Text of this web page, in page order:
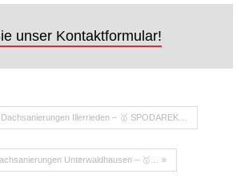
unser Kontaktformular!
Illerrieden – 🥇 SPODAREK…
Unterwaldhausen – 🥇… »